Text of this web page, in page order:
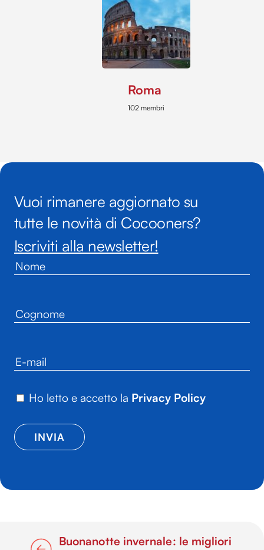
Roma
102 membri
Vuoi rimanere aggiornato su
tutte le novità di Cocooners?
Iscriviti alla newsletter!
Ho letto e accetto la Privacy Policy
Buonanotte invernale: le migliori